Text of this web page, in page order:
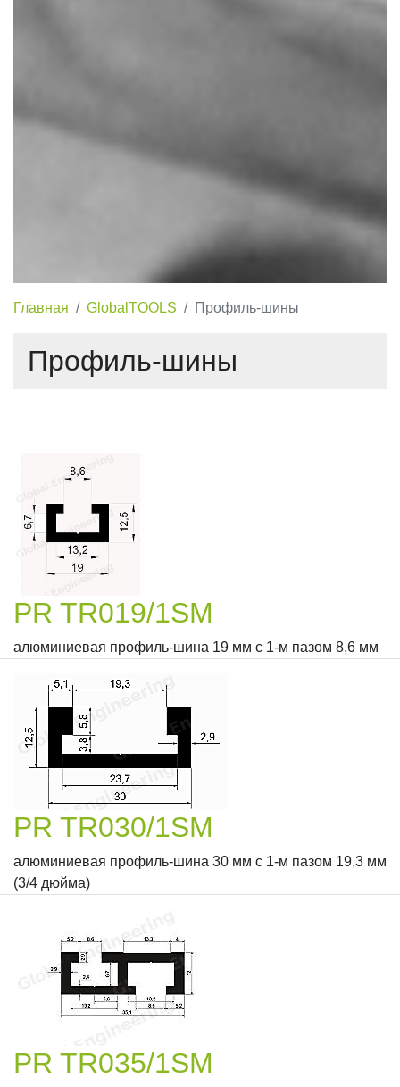
Главная GlobalTOOLS Профиль-шины
Профиль-шины
PR TR019/1SM
алюминиевая профиль-шина 19 мм с 1-м пазом 8,6 мм
PR TR030/1SM
алюминиевая профиль-шина 30 мм с 1-м пазом 19,3 мм
(3/4 дюйма)
PR TR035/1SM